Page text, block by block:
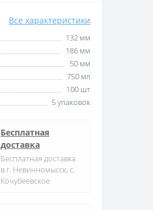
Все характеристики
132 мм
186 мм
50 мм
750 мл
100 шт
5 упаковок
Бесплатная
доставка
Бесплатная доставка
в г. Невинномысск, с.
Кочубеевское